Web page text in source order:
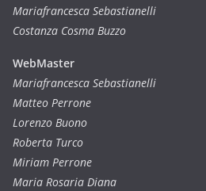
Mariafrancesca Sebastianelli
Costanza Cosma Buzzo
WebMaster
Mariafrancesca Sebastianelli
Matteo Perrone
Lorenzo Buono
Roberta Turco
Miriam Perrone
Maria Rosaria Diana